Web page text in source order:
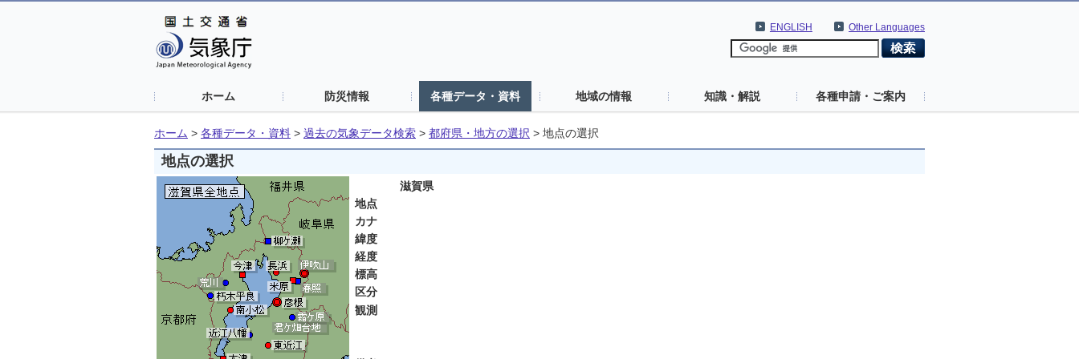
Other Languages
ENGLISH
ホーム 防災情報 各種データ・資料 地域の情報 知識・解説 各種申請・ご案内
ホーム > 各種データ・資料 > 過去の気象データ検索 > 都府県・地方の選択 > 地点の選択
地点の選択
滋賀県
地点
カナ
緯度
経度
標高
区分
観測